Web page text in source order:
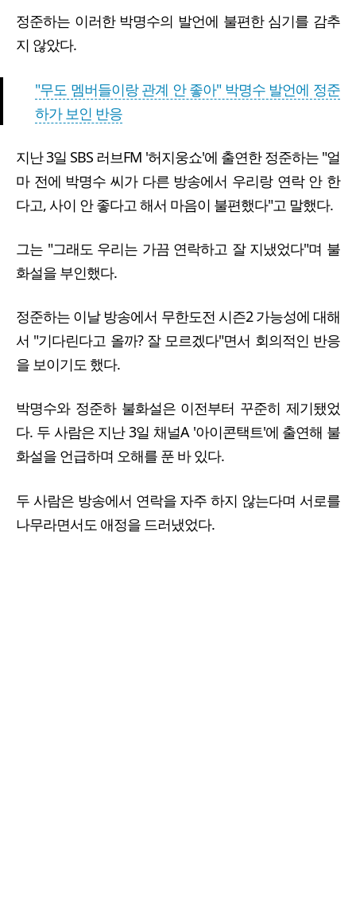
정준하는 이러한 박명수의 발언에 불편한 심기를 감추
지 않았다.
"무도 멤버들이랑 관계 안 좋아" 박명수 발언에 정준
하가 보인 반응
지난 3일 SBS 러브FM '허지웅쇼'에 출연한 정준하는 "얼
마 전에 박명수 씨가 다른 방송에서 우리랑 연락 안 한
다고, 사이 안 좋다고 해서 마음이 불편했다"고 말했다.
그는 "그래도 우리는 가끔 연락하고 잘 지냈었다"며 불
화설을 부인했다.
정준하는 이날 방송에서 무한도전 시즌2 가능성에 대해
서 "기다린다고 올까? 잘 모르겠다"면서 회의적인 반응
을 보이기도 했다.
박명수와 정준하 불화설은 이전부터 꾸준히 제기됐었
다. 두 사람은 지난 3일 채널A '아이콘택트'에 출연해 불
화설을 언급하며 오해를 푼 바 있다.
두 사람은 방송에서 연락을 자주 하지 않는다며 서로를
나무라면서도 애정을 드러냈었다.